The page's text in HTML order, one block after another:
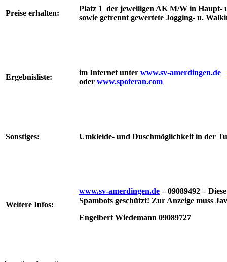
Preise erhalten:
Platz 1 der jeweiligen AK M/W in Haupt-
sowie getrennt gewertete Jogging- u.
Ergebnisliste:
im Internet unter www.sv-amerdingen.de
oder www.spoferan.com
Sonstiges: Umkleide- und Duschmöglichkeit in der
Weitere Infos:
www.sv-amerdingen.de– 09089492 –
Spambots geschützt! Zur Anzeige muss
Engelbert Wiedemann 09089727